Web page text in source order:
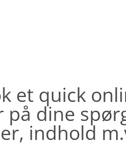
et quick
på dine
indhold